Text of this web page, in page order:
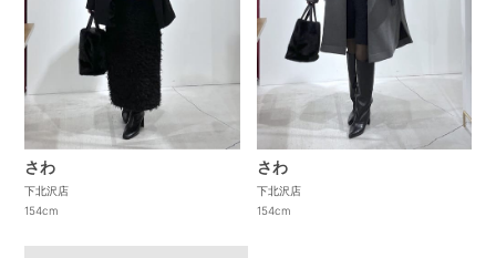
さわ
下北沢店
154cm
さわ
下北沢店
154cm